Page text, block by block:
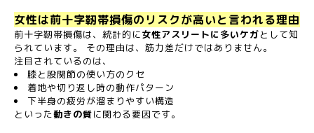
女性は前十字靭帯損傷のリスクが高いと言われる理由
前十字靭帯損傷は、統計的に女性アスリートに多いケガとして知
られています。 その理由は、筋力差だけではありません。
注目されているのは、
膝と股関節の使い方のクセ
着地や切り返し時の動作パターン
下半身の疲労が溜まりやすい構造
といった動きの質に関わる要因です。